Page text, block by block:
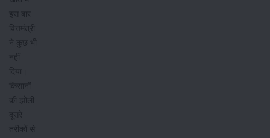
इस बार
वित्तमंत्री
ने कुछ भी
नहीं
दिया।
किसानों
की झोली
दूसरे
तरीकों से